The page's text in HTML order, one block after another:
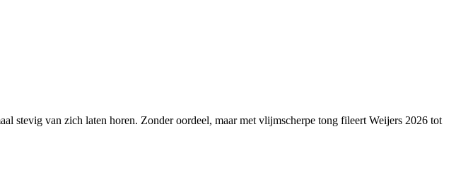
stevig van zich laten horen. Zonder oordeel, maar met vlijmscherpe tong fileert Weijers 2026 tot